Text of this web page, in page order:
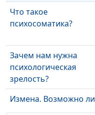
Что такое
психосоматика?
Зачем нам нужна
психологическая
зрелость?
Измена. Возможно ли
простить?